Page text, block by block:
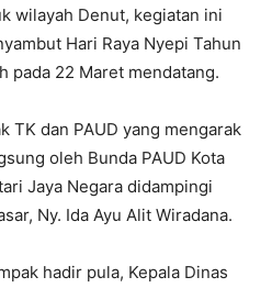
wilayah Denut, kegiatan ini
Hari Raya Nyepi Tahun
pada 22 Maret mendatang.
TK dan PAUD yang mengarak
oleh Bunda PAUD Kota
Jaya Negara didampingi
Ny. Ida Ayu Alit Wiradana.
hadir pula, Kepala Dinas